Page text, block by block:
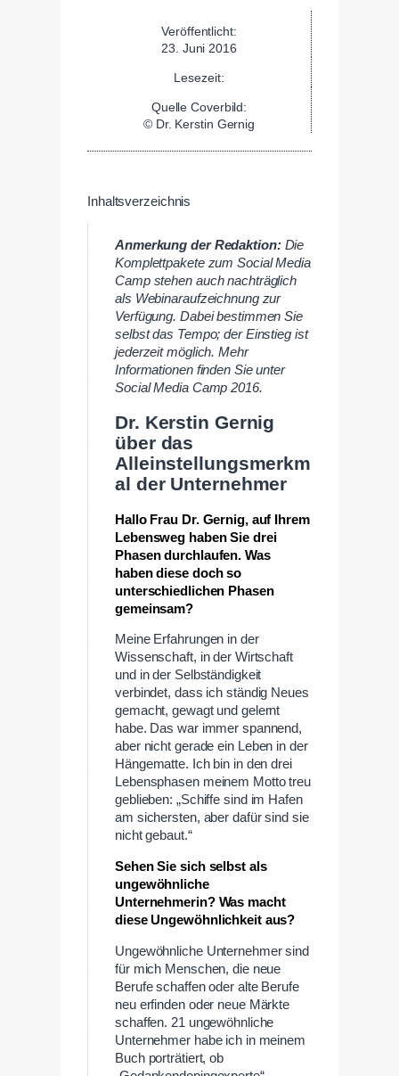
Veröffentlicht:
23. Juni 2016
Lesezeit:
Quelle Coverbild:
© Dr. Kerstin Gernig
Inhaltsverzeichnis
Anmerkung der Redaktion:Die
Komplettpakete zum Social Media
Camp stehen auch nachträglich
als Webinaraufzeichnung zur
Verfügung. Dabei bestimmen Sie
selbst das Tempo; der Einstieg ist
jederzeit möglich. Mehr
Informationen finden Sie unter
Social Media Camp 2016.
Dr. Kerstin Gernig
über das
Alleinstellungsmerkm
al der Unternehmer
Hallo Frau Dr. Gernig, auf Ihrem
Lebensweg haben Sie drei
Phasen durchlaufen. Was
haben diese doch so
unterschiedlichen Phasen
gemeinsam?
Meine Erfahrungen in der
Wissenschaft, in der Wirtschaft
und in der Selbständigkeit
verbindet, dass ich ständig Neues
gemacht, gewagt und gelernt
habe. Das war immer spannend,
aber nicht gerade ein Leben in der
Hängematte. Ich bin in den drei
Lebensphasen meinem Motto treu
geblieben: „Schiffe sind im Hafen
am sichersten, aber dafür sind sie
nicht gebaut.“
Sehen Sie sich selbst als
ungewöhnliche
Unternehmerin? Was macht
diese Ungewöhnlichkeit aus?
Ungewöhnliche Unternehmer sind
für mich Menschen, die neue
Berufe schaffen oder alte Berufe
neu erfinden oder neue Märkte
schaffen. 21 ungewöhnliche
Unternehmer habe ich in meinem
Buch porträtiert, ob